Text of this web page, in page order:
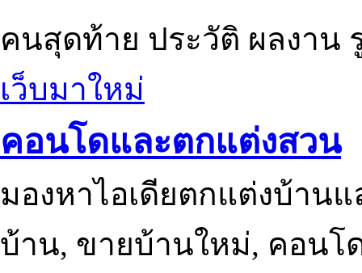
คนสุดท้าย ประวัติ ผลงาน
เว็บมาใหม่
คอนโดและตกแต่งสวน
มองหาไอเดียตกแต่งบ้าน
บ้าน, ขายบ้านใหม่, คอนโ